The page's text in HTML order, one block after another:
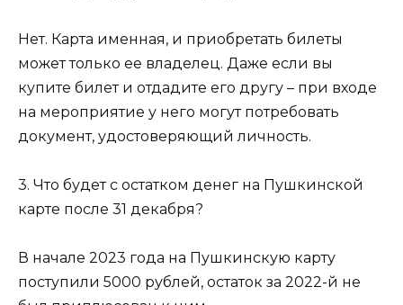
Нет. Карта именная, и приобретать билеты
может только ее владелец. Даже если вы
купите билет и отдадите его другу – при входе
на мероприятие у него могут потребовать
документ, удостоверяющий личность.
3. Что будет с остатком денег на Пушкинской
карте после 31 декабря?
В начале 2023 года на Пушкинскую карту
поступили 5000 рублей, остаток за 2022-й не